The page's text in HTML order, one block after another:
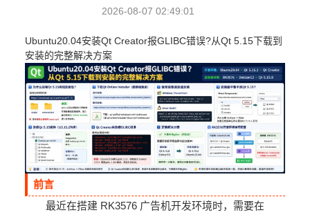
2026-08-07 02:49:01
Ubuntu20.04安装Qt Creator报GLIBC错误?从Qt 5.15下载到
安装的完整解决方案
前言
最近在搭建 RK3576 广告机开发环境时，需要在